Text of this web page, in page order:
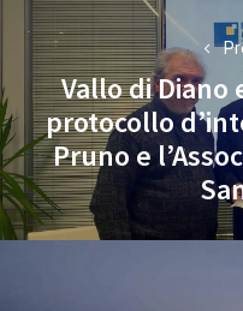
Navigazione
articoli
Vallo di
protocollo
Pruno e